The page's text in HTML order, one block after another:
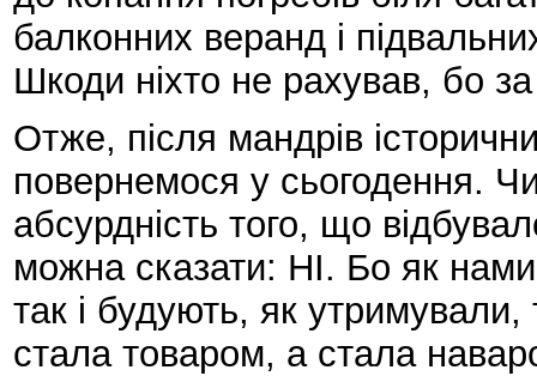
балконних веранд і
Шкоди ніхто не рахував, бо
Отже, після мандрів
повернемося у сьогодення.
абсурдність того, що
можна сказати: НІ. Бо як
так і будують, як
стала товаром, а стала